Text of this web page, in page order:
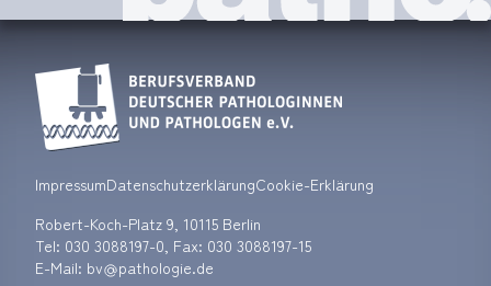
ImpressumDatenschutzerklärungCookie-Erklärung
Robert-Koch-Platz 9, 10115 Berlin
Tel: 030 3088197-0, Fax: 030 3088197-15
E-Mail: bv
pathologie.de